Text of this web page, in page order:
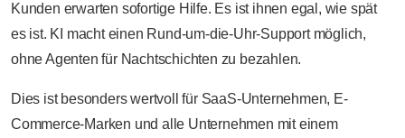
Kunden erwarten sofortige Hilfe. Es ist ihnen egal, wie spät
es ist. KI macht einen Rund-um-die-Uhr-Support möglich,
ohne Agenten für Nachtschichten zu bezahlen.
Dies ist besonders wertvoll für SaaS-Unternehmen, E-
Commerce-Marken und alle Unternehmen mit einem